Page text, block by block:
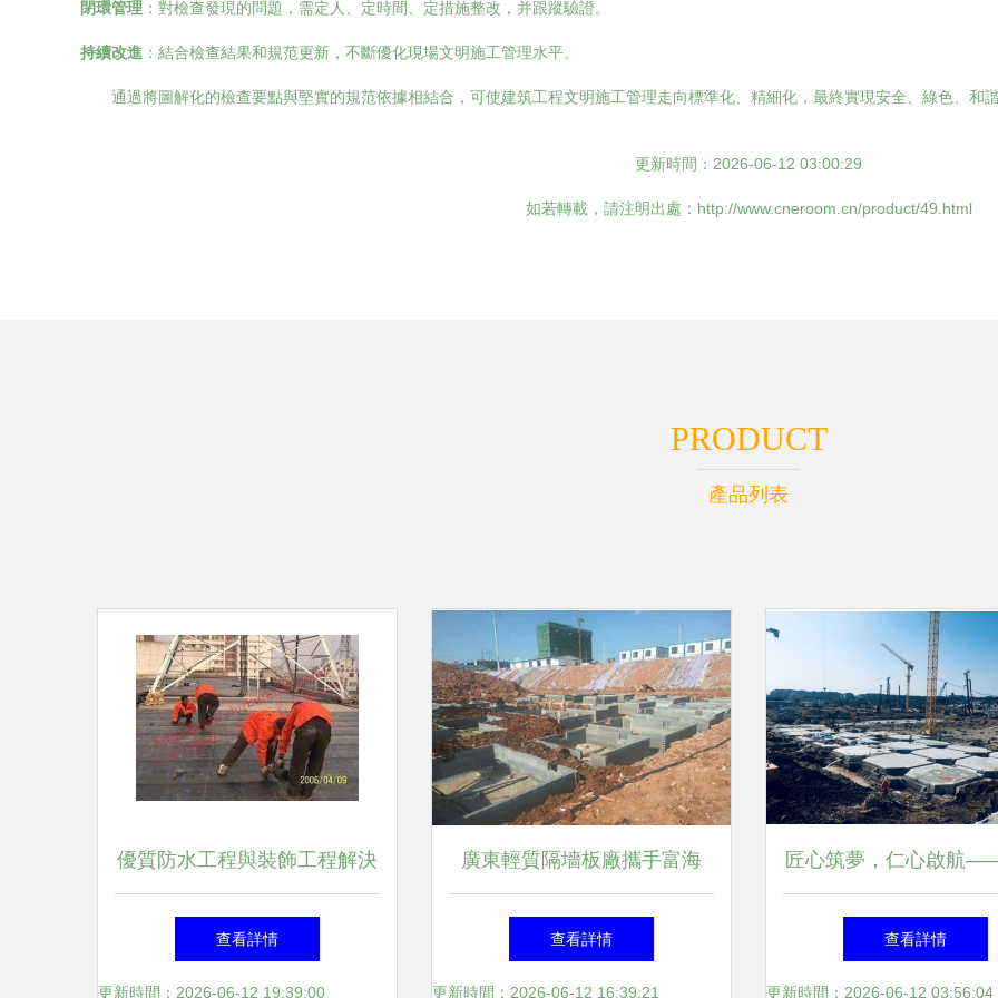
閉環管理 ：對檢查發現的問題，需定人、定時間、定措施整改，并跟蹤驗證。
持續改進 ：結合檢查結果和規范更新，不斷優化現場文明施工管理水平。
通過將圖解化的檢查要點與堅實的規范依據相結合，可使建筑工程文明施工管理走向標準化、精細化，最終實現安全、綠色、和諧
更新時間：2026-06-12 03:00:29
如若轉載，請注明出處：http://www.cneroom.cn/product/49.html
PRODUCT
產品列表
優質防水工程與裝飾工程解決
方案 天津地區專業服務指南
查看詳情
更新時間：2026-06-12 19:39:00
廣東輕質隔墻板廠攜手富海
360，以網絡優化推廣賦能建
筑工程新篇章
查看詳情
更新時間：2026-06-12 16:39:21
匠心筑夢，仁心啟航
醫學院附屬醫院整體搬
裝飾工程建設紀實
查看詳情
更新時間：2026-06-12 03:56:04